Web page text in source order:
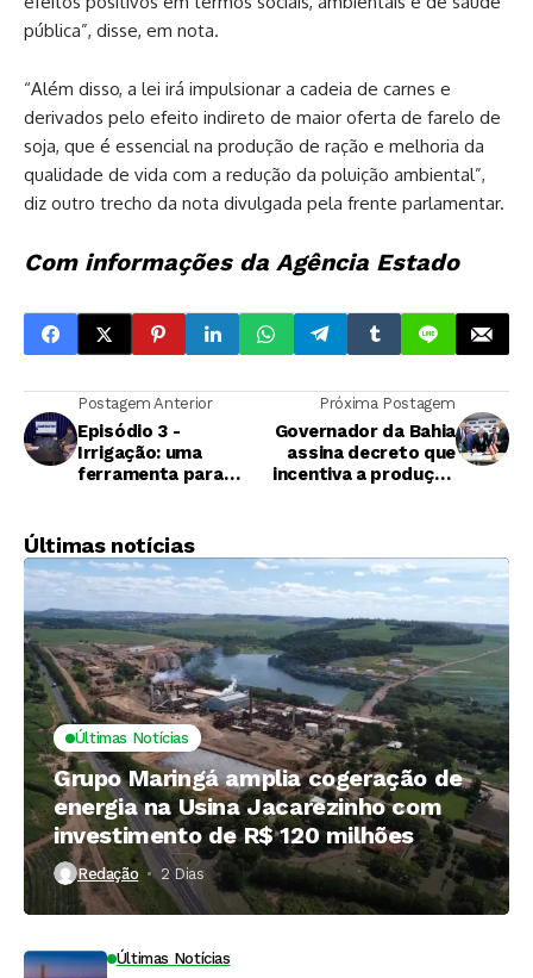
pública”, disse, em nota.
“Além disso, a lei irá impulsionar a cadeia de carnes e
derivados pelo efeito indireto de maior oferta de farelo de
soja, que é essencial na produção de ração e melhoria da
qualidade de vida com a redução da poluição ambiental”,
diz outro trecho da nota divulgada pela frente parlamentar.
Com informações da Agência Estado
Postagem Anterior
Episódio 3 -
Irrigação: uma
ferramenta para
Próxima Postagem
Governador da Bahia
assina decreto que
incentiva a produção
Últimas notícias
Últimas Notícias
Grupo Maringá amplia cogeração de
energia na Usina Jacarezinho com
investimento de R$ 120 milhões
Redação 2 Dias ⁮
Últimas Notícias